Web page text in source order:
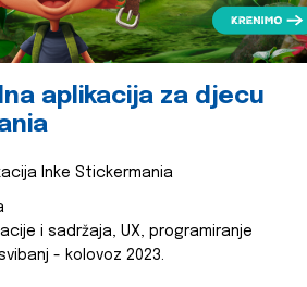
aplikacija za djecu
Inke Stickermania
i sadržaja, UX, programiranje
- kolovoz 2023.